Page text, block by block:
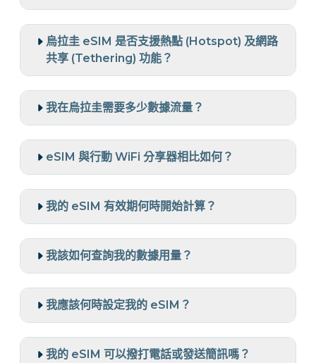
烏拉圭 eSIM 是否支援熱點 (Hotspot) 及網路
共享 (Tethering) 功能？
我在烏拉圭需要多少數據流量？
eSIM 與行動 WiFi 分享器相比如何？
我的 eSIM 有效期何時開始計算？
我該如何查詢我的數據用量？
我應該何時設定我的 eSIM？
我的 eSIM 可以撥打電話或發送簡訊嗎？